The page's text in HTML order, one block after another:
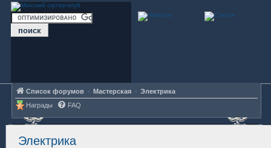
Список форумов Мастерская
Электрика
Награды
FAQ
Электрика